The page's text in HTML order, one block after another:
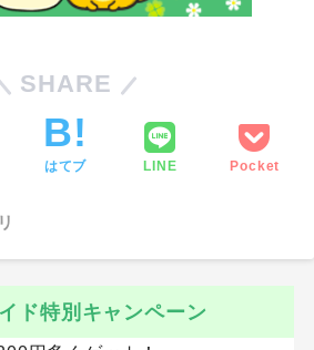
SHARE
はてブ LINE Pocket
ド特別キャンペーン